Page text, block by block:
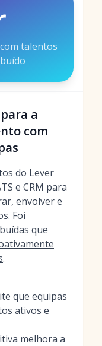
talentos
a
com
do Lever
e CRM para
envolver e
Foi
que
.
que equipas
ativos e
melhora a